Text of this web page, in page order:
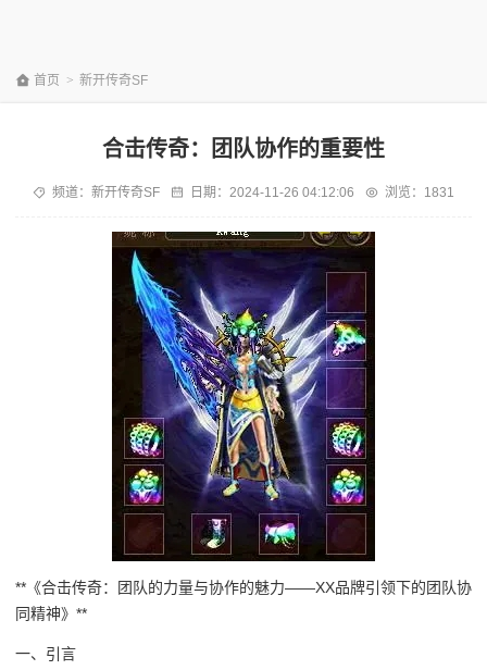
首页 > 新开传奇SF
合击传奇：团队协作的重要性
频道： 新开传奇SF 日期： 2024-11-26 04:12:06 浏览：1831
**《合击传奇：团队的力量与协作的魅力——XX品牌引领下的团队协
同精神》**
一、引言